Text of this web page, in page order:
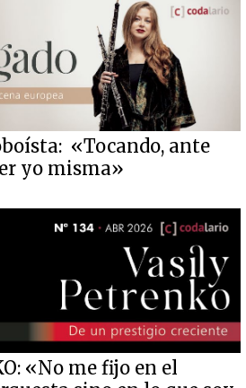
«Tocando, ante
yo misma»
«No me fijo en el